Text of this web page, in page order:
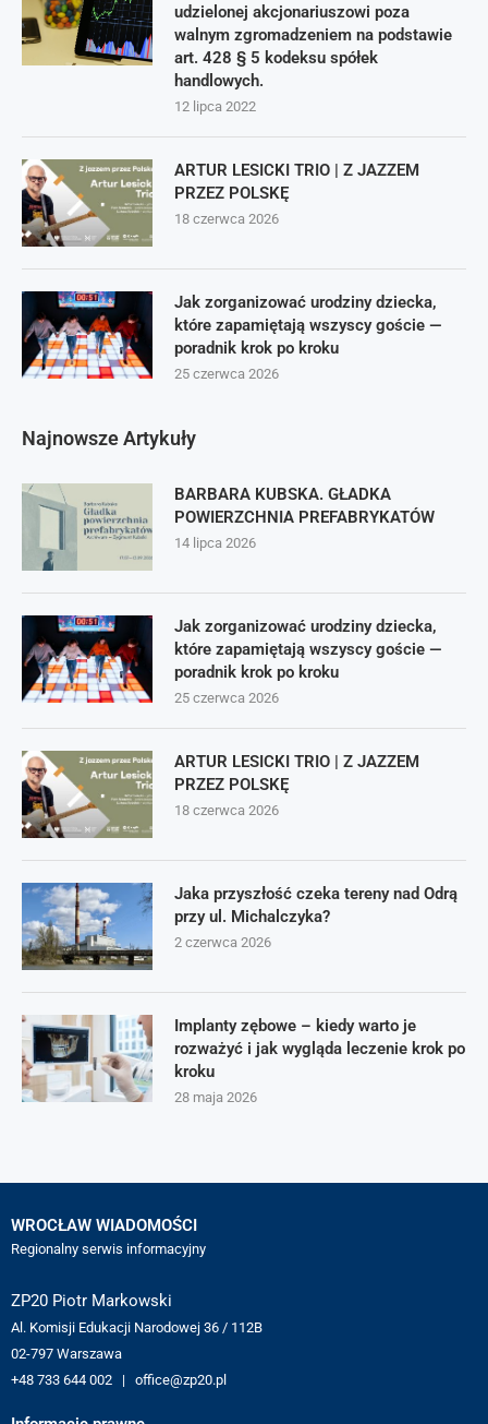
udzielonej akcjonariuszowi poza
walnym zgromadzeniem na podstawie
art. 428 § 5 kodeksu spółek
handlowych.
12 lipca 2022
ARTUR LESICKI TRIO | Z JAZZEM
PRZEZ POLSKĘ
18 czerwca 2026
Jak zorganizować urodziny dziecka,
które zapamiętają wszyscy goście —
poradnik krok po kroku
25 czerwca 2026
Najnowsze Artykuły
BARBARA KUBSKA. GŁADKA
POWIERZCHNIA PREFABRYKATÓW
14 lipca 2026
Jak zorganizować urodziny dziecka,
które zapamiętają wszyscy goście —
poradnik krok po kroku
25 czerwca 2026
ARTUR LESICKI TRIO | Z JAZZEM
PRZEZ POLSKĘ
18 czerwca 2026
Jaka przyszłość czeka tereny nad Odrą
przy ul. Michalczyka?
2 czerwca 2026
Implanty zębowe – kiedy warto je
rozważyć i jak wygląda leczenie krok po
kroku
28 maja 2026
WROCŁAW WIADOMOŚCI
Regionalny serwis informacyjny
ZP20 Piotr Markowski
Al. Komisji Edukacji Narodowej 36 / 112B
02-797 Warszawa
+48 733 644 002 | office@zp20.pl